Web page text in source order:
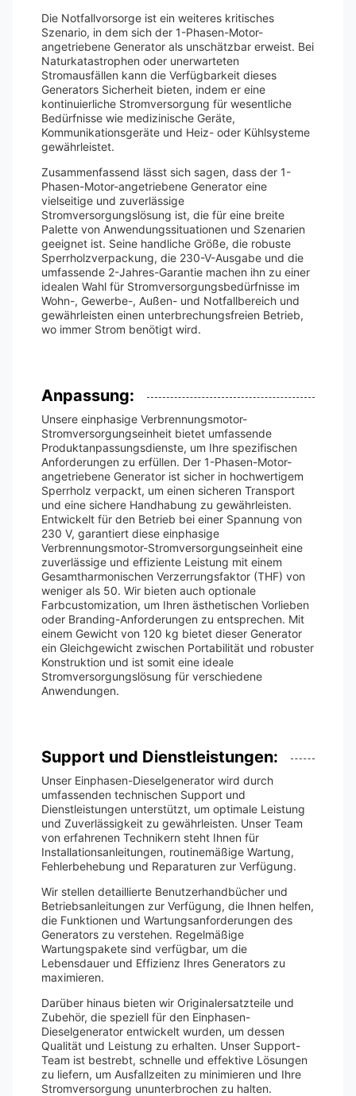
Die Notfallvorsorge ist ein weiteres kritisches
Szenario, in dem sich der 1-Phasen-Motor-
angetriebene Generator als unschätzbar erweist. Bei
Naturkatastrophen oder unerwarteten
Stromausfällen kann die Verfügbarkeit dieses
Generators Sicherheit bieten, indem er eine
kontinuierliche Stromversorgung für wesentliche
Bedürfnisse wie medizinische Geräte,
Kommunikationsgeräte und Heiz- oder Kühlsysteme
gewährleistet.
Zusammenfassend lässt sich sagen, dass der 1-
Phasen-Motor-angetriebene Generator eine
vielseitige und zuverlässige
Stromversorgungslösung ist, die für eine breite
Palette von Anwendungssituationen und Szenarien
geeignet ist. Seine handliche Größe, die robuste
Sperrholzverpackung, die 230-V-Ausgabe und die
umfassende 2-Jahres-Garantie machen ihn zu einer
idealen Wahl für Stromversorgungsbedürfnisse im
Wohn-, Gewerbe-, Außen- und Notfallbereich und
gewährleisten einen unterbrechungsfreien Betrieb,
wo immer Strom benötigt wird.
Anpassung:
Unsere einphasige Verbrennungsmotor-
Stromversorgungseinheit bietet umfassende
Produktanpassungsdienste, um Ihre spezifischen
Anforderungen zu erfüllen. Der 1-Phasen-Motor-
angetriebene Generator ist sicher in hochwertigem
Sperrholz verpackt, um einen sicheren Transport
und eine sichere Handhabung zu gewährleisten.
Entwickelt für den Betrieb bei einer Spannung von
230 V, garantiert diese einphasige
Verbrennungsmotor-Stromversorgungseinheit eine
zuverlässige und effiziente Leistung mit einem
Gesamtharmonischen Verzerrungsfaktor (THF) von
weniger als 50. Wir bieten auch optionale
Farbcustomization, um Ihren ästhetischen Vorlieben
oder Branding-Anforderungen zu entsprechen. Mit
einem Gewicht von 120 kg bietet dieser Generator
ein Gleichgewicht zwischen Portabilität und robuster
Konstruktion und ist somit eine ideale
Stromversorgungslösung für verschiedene
Anwendungen.
Support und Dienstleistungen:
Unser Einphasen-Dieselgenerator wird durch
umfassenden technischen Support und
Dienstleistungen unterstützt, um optimale Leistung
und Zuverlässigkeit zu gewährleisten. Unser Team
von erfahrenen Technikern steht Ihnen für
Installationsanleitungen, routinemäßige Wartung,
Fehlerbehebung und Reparaturen zur Verfügung.
Wir stellen detaillierte Benutzerhandbücher und
Betriebsanleitungen zur Verfügung, die Ihnen helfen,
die Funktionen und Wartungsanforderungen des
Generators zu verstehen. Regelmäßige
Wartungspakete sind verfügbar, um die
Lebensdauer und Effizienz Ihres Generators zu
maximieren.
Darüber hinaus bieten wir Originalersatzteile und
Zubehör, die speziell für den Einphasen-
Dieselgenerator entwickelt wurden, um dessen
Qualität und Leistung zu erhalten. Unser Support-
Team ist bestrebt, schnelle und effektive Lösungen
zu liefern, um Ausfallzeiten zu minimieren und Ihre
Stromversorgung ununterbrochen zu halten.